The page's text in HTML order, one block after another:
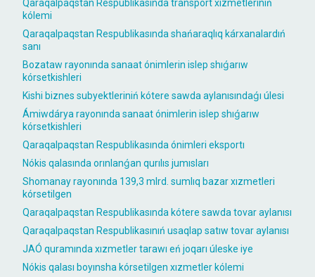
Qaraqalpaqstan Respublikasında transport xızmetleriniń
kólemi
Qaraqalpaqstan Respublikasında shańaraqlıq kárxanalardıń
sanı
Bozataw rayonında sanaat ónimlerin islep shıǵarıw
kórsetkishleri
Kishi biznes subyektleriniń kótere sawda aylanısındaǵı úlesi
Ámiwdárya rayonında sanaat ónimlerin islep shıǵarıw
kórsetkishleri
Qaraqalpaqstan Respublikasında ónimleri eksportı
Nókis qalasında orınlanǵan qurılıs jumısları
Shomanay rayonında 139,3 mlrd. sumlıq bazar xızmetleri
kórsetilgen
Qaraqalpaqstan Respublikasında kótere sawda tovar aylanısı
Qaraqalpaqstan Respublikasınıń usaqlap satıw tovar aylanısı
JAÓ quramında xızmetler tarawı eń joqarı úleske iye
Nókis qalası boyınsha kórsetilgen xızmetler kólemi